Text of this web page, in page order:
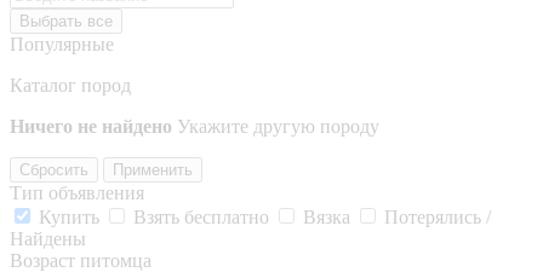
Выбрать все
Популярные
Каталог пород
Ничего не найдено Укажите другую породу
Сбросить Применить
Тип объявления
Купить
Взять бесплатно Вязка
Потерялись /
Найдены
Возраст питомца